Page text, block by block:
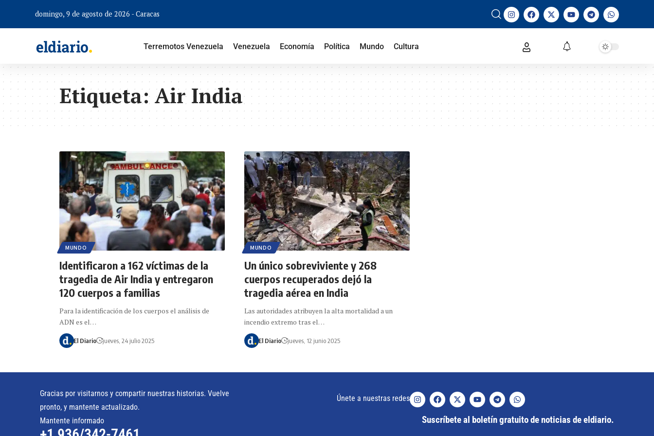
domingo, 9 de agosto de 2026 - Caracas
Terremotos Venezuela Venezuela Economía Política Mundo Cultura
Etiqueta:Air India
MUNDO
Identificaron a 162 víctimas de la
tragedia de Air India y entregaron
120 cuerpos a familias
Para la identificación de los cuerpos el análisis de
ADN es el…
El Diario jueves, 24 julio 2025
MUNDO
Un único sobreviviente y 268
cuerpos recuperados dejó la
tragedia aérea en India
Las autoridades atribuyen la alta mortalidad a un
incendio extremo tras el…
El Diario jueves, 12 junio 2025
Gracias por visitarnos y compartir nuestras historias. Vuelve
pronto, y mantente actualizado.
Mantente informado
Únete a nuestras redes
Suscríbete al boletín gratuito de noticias de eldiario.